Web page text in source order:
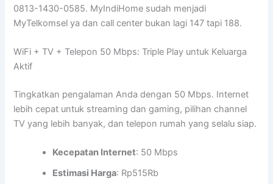
0813-1430-0585. MyIndiHome sudah menjadi
MyTelkomsel ya dan call center bukan lagi 147 tapi 188.
WiFi + TV + Telepon 50 Mbps: Triple Play untuk Keluarga
Aktif
Tingkatkan pengalaman Anda dengan 50 Mbps. Internet
lebih cepat untuk streaming dan gaming, pilihan channel
TV yang lebih banyak, dan telepon rumah yang selalu siap.
Kecepatan Internet: 50 Mbps
Estimasi Harga: Rp515Rb